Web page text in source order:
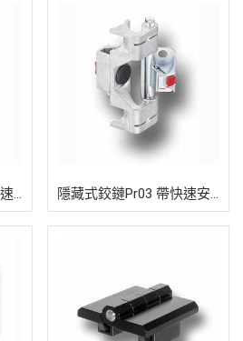
半隱藏式鉸鏈Pr05 帶快速安裝裝置18 隱藏式鉸鏈Pr03 帶快速安裝裝置130